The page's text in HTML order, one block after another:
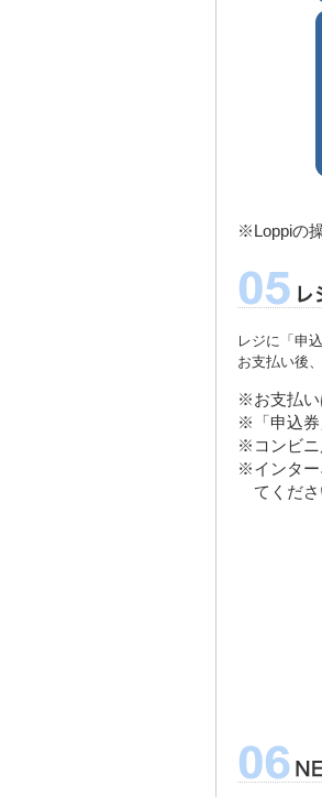
※Loppiの
レジに「申
お支払い後
※お支払い
※「申込券
※コンビニ
※インター
てくださ